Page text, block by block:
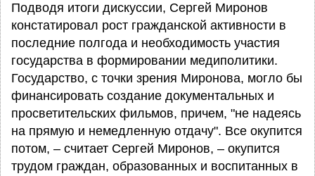
Подводя итоги дискуссии, Сергей Миронов
констатировал рост гражданской активности в
последние полгода и необходимость участия
государства в формировании медиполитики.
Государство, с точки зрения Миронова, могло бы
финансировать создание документальных и
просветительских фильмов, причем, "не надеясь
на прямую и немедленную отдачу". Все окупится
потом, – считает Сергей Миронов, – окупится
трудом граждан, образованных и воспитанных в